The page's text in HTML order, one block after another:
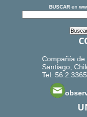
BUSCAR en
Compañía de
Santiago,
Tel: